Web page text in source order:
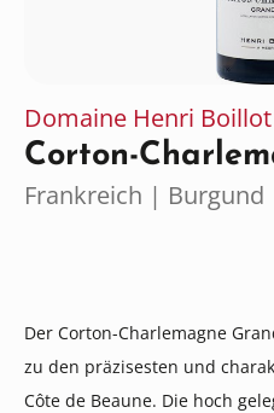
Domaine Henri Boillot
Corton-
Frankreich | Burgund
Der Corton-Charlemagne
zu den präzisesten und
Côte de Beaune. Die hoch